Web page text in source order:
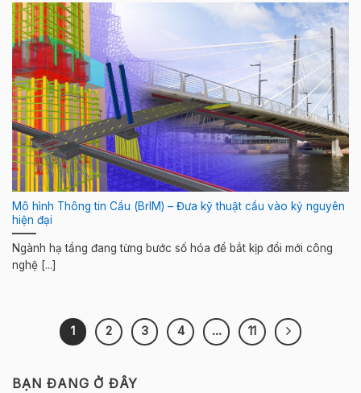
Mô hình Thông tin Cầu (BrIM) – Đưa kỹ thuật cầu vào kỷ nguyên
hiện đại
Ngành hạ tầng đang từng bước số hóa để bắt kịp đổi mới công
nghệ [...]
1 2 3 4 … 11
BẠN ĐANG Ở ĐÂY